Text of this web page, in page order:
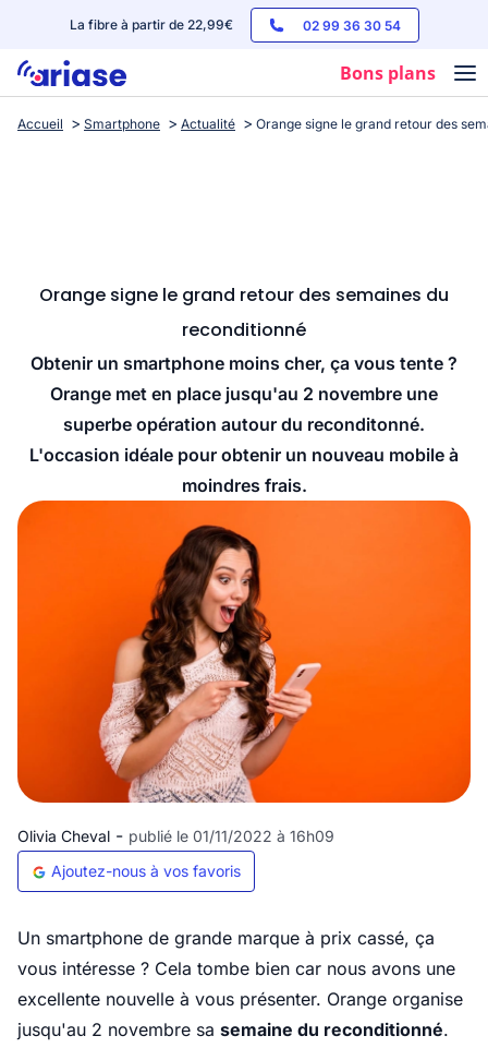
La fibre à partir de 22,99€ 02 99 36 30 54
Bons plans
Box internet
Accueil Smartphone Actualité Orange signe le grand retour des
Orange signe le grand retour des semaines du
reconditionné
Obtenir un smartphone moins cher, ça vous tente ?
Orange met en place jusqu'au 2 novembre une
superbe opération autour du reconditonné.
L'occasion idéale pour obtenir un nouveau mobile à
moindres frais.
Olivia Cheval - publié le 01/11/2022 à 16h09
Ajoutez-nous à vos favoris
Un smartphone de grande marque à prix cassé, ça
vous intéresse ? Cela tombe bien car nous avons une
excellente nouvelle à vous présenter. Orange organise
jusqu'au 2 novembre sa semaine du reconditionné.